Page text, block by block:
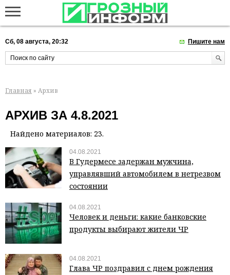
Сб, 08 августа, 20:32 Пишите нам
Главная » Архив
АРХИВ ЗА 4.8.2021
Найдено материалов: 23.
04.08.2021
В Гудермесе задержан мужчина,
управлявший автомобилем в нетрезвом
состоянии
04.08.2021
Человек и деньги: какие банковские
продукты выбирают жители ЧР
04.08.2021
Глава ЧР поздравил с днем рождения